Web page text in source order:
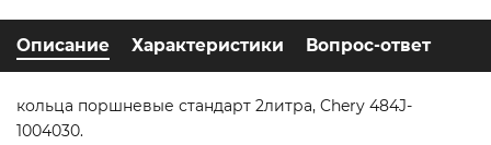
Описание Характеристики Вопрос-ответ
кольца поршневые стандарт 2литра, Chery 484J-
1004030.